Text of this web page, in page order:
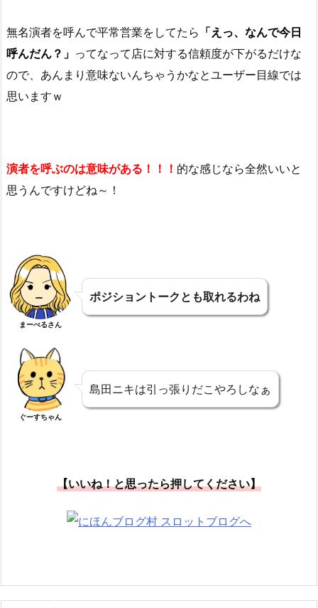
無名演者を呼んで平常営業をしてたら 「えっ、なんで今日
呼んだん？」 ってなって店に対する信頼度が下がるだけな
ので、あんまり意味ないんちゃうかなとユーザー目線では
思いますｗ
演者を呼ぶのは意味がある！！！ 的な感じなら全然いいと
思うんですけどね～！
まーべるさん
ポジショントークとも取れるわね
ぐーすちゃん
島田ニキは引っ張りだこやろしなぁ
【いいね！と思ったら押してください】